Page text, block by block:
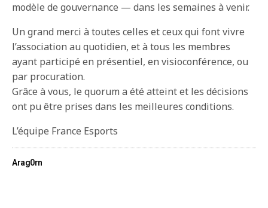
modèle de gouvernance — dans les semaines à venir.
Un grand merci à toutes celles et ceux qui font vivre
l’association au quotidien, et à tous les membres
ayant participé en présentiel, en visioconférence, ou
par procuration.
Grâce à vous, le quorum a été atteint et les décisions
ont pu être prises dans les meilleures conditions.
L’équipe France Esports
Arag0rn